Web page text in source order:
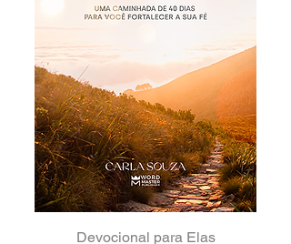
Devocional para Elas